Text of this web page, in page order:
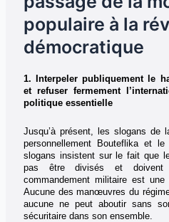
populaire à la
démocratique
1. Interpeler publiquement le
et refuser fermement
politique essentielle
Jusqu’à présent, les slogans de
personnellement Bouteflika et le
slogans insistent sur le fait que
pas être divisés et
commandement militaire est
Aucune des manœuvres du
aucune ne peut aboutir sans
sécuritaire dans son ensemble.